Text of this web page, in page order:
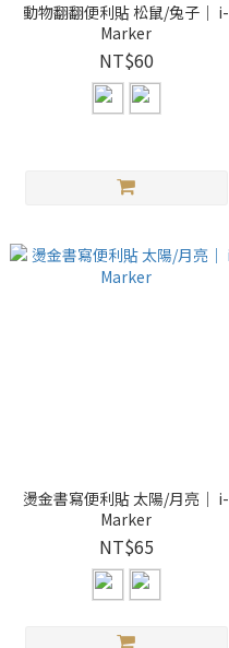
動物翻翻便利貼 松鼠/兔子｜ i-
Marker
NT$60
燙金書寫便利貼 太陽/月亮｜ i-
Marker
NT$65